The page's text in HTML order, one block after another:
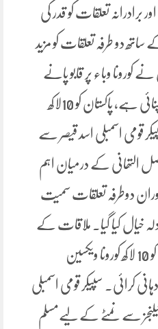
برادرانہ تعلقات کو قدر کی
دو طرفہ تعلقات کو مزید
کورونا وباء پر قابو پانے
کے لیے بہتری حکمت عملی اپنائی ہے، پاکستان کو 10لاکھ
قومی اسمبلی اسد قیصر سے
التھانی کے درمیان اہم
دوطرفہ تعلقات سمیت
خیال کیا گیا۔ ملاقات کے
دوران قطری سفیر نے پاکستان کو 10 لاکھ کورونا ویکسین
کرائی۔ سپیکر قومی اسمبلی
چیلنجز سے نمٹے کے لیےمسلم